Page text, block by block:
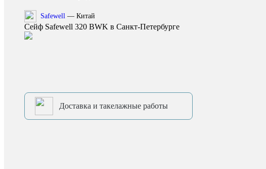
Safewell — Китай
Сейф Safewell 320 BWK в Санкт-Петербурге
Доставка и такелажные работы